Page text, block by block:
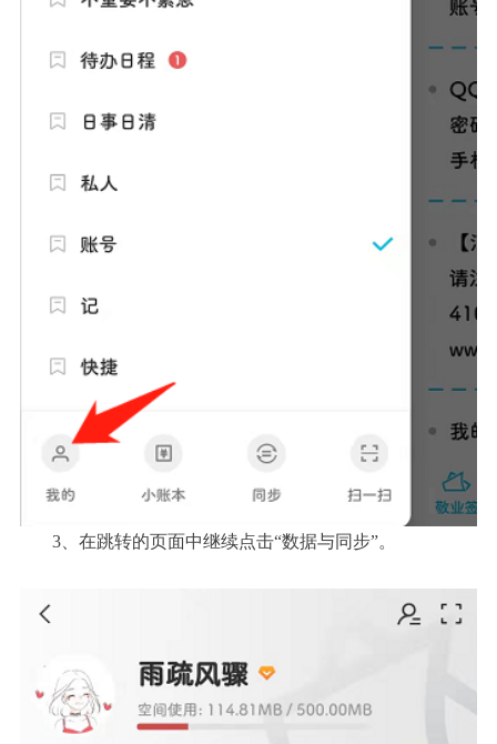
3、在跳转的页面中继续点击“数据与同步”。